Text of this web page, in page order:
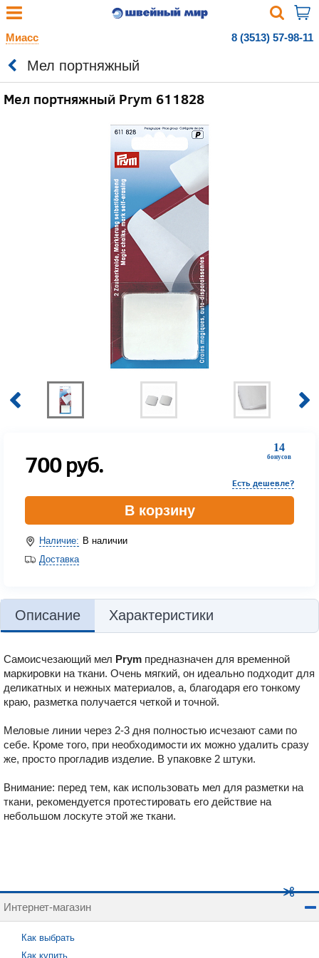
Миасс 8 (3513) 57-98-11
Мел портняжный
Мел портняжный Prym 611828
14
бонусов
700руб.
Есть дешевле?
В корзину
Наличие: В наличии
Доставка
Описание Характеристики
Самоисчезающий мел Prym предназначен для временной
маркировки на ткани. Очень мягкий, он идеально подходит для
деликатных и нежных материалов, а, благодаря его тонкому
краю, разметка получается четкой и точной.
Меловые линии через 2-3 дня полностью исчезают сами по
себе. Кроме того, при необходимости их можно удалить сразу
же, просто прогладив изделие. В упаковке 2 штуки.
Внимание: перед тем, как использовать мел для разметки на
ткани, рекомендуется протестировать его действие на
небольшом лоскуте этой же ткани.
Интернет-магазин
Как выбрать
Как купить